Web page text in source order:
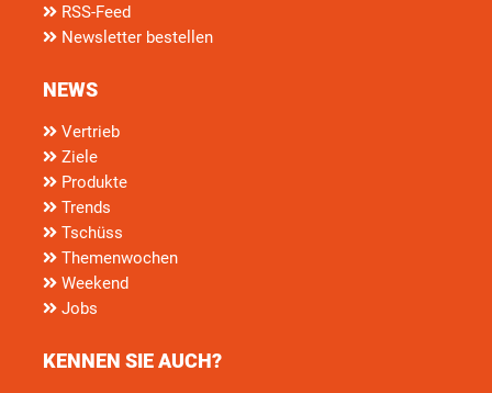
RSS-Feed
Newsletter bestellen
NEWS
Vertrieb
Ziele
Produkte
Trends
Tschüss
Themenwochen
Weekend
Jobs
KENNEN SIE AUCH?